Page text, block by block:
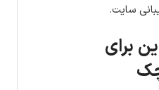
سایت.
برای